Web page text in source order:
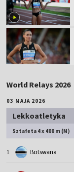
World Relays 2026
03 MAJA 2026
Lekkoatletyka
Sztafeta 4 x 400 m (M)
1 Botswana